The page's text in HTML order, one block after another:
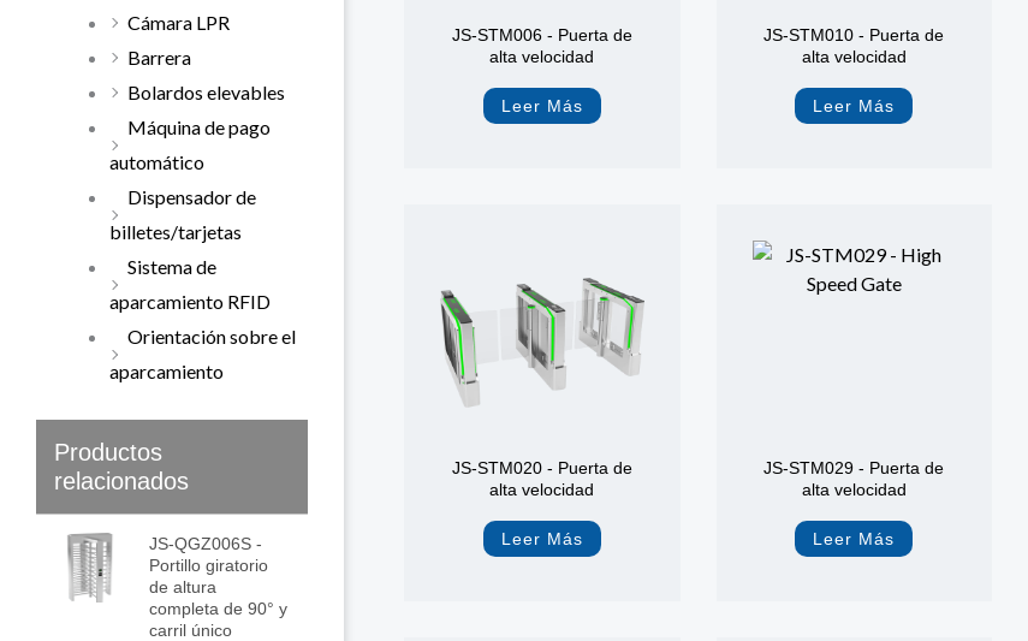
Cámara LPR
Barrera
Bolardos elevables
Máquina de pago
automático
Dispensador de
billetes/tarjetas
Sistema de
aparcamiento RFID
Orientación sobre el
aparcamiento
Productos
relacionados
JS-QGZ006S -
Portillo giratorio
de altura
completa de 90° y
carril único
JS-STM006 - Puerta de
alta velocidad
Leer Más
JS-STM010 - Puerta de
alta velocidad
Leer Más
JS-STM020 - Puerta de
alta velocidad
Leer Más
JS-STM029 - Puerta de
alta velocidad
Leer Más